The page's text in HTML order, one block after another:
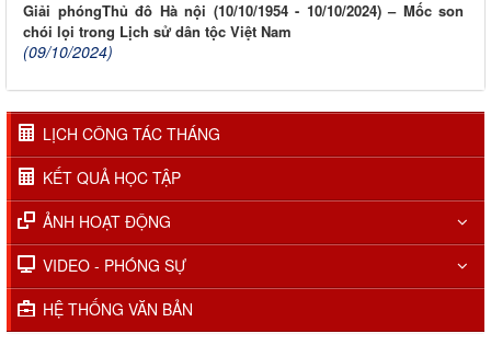
Giải phóngThủ đô Hà nội (10/10/1954 - 10/10/2024) – Mốc son
chói lọi trong Lịch sử dân tộc Việt Nam
(09/10/2024)
LỊCH CÔNG TÁC THÁNG
KẾT QUẢ HỌC TẬP
ẢNH HOẠT ĐỘNG
VIDEO - PHÓNG SỰ
HỆ THỐNG VĂN BẢN